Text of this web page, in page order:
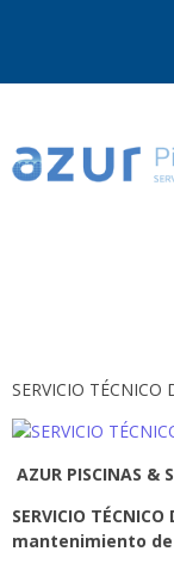
SERVICIO TÉCNICO
AZUR PISCINAS &
SERVICIO
mantenimiento